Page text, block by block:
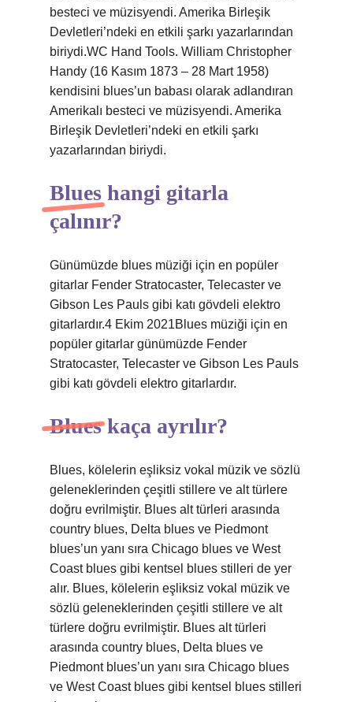
besteci ve müzisyendi. Amerika Birleşik
Devletleri’ndeki en etkili şarkı yazarlarından
biriydi.WC Hand Tools. William Christopher
Handy (16 Kasım 1873 – 28 Mart 1958)
kendisini blues’un babası olarak adlandıran
Amerikalı besteci ve müzisyendi. Amerika
Birleşik Devletleri’ndeki en etkili şarkı
yazarlarından biriydi.
Blues hangi gitarla
çalınır?
Günümüzde blues müziği için en popüler
gitarlar Fender Stratocaster, Telecaster ve
Gibson Les Pauls gibi katı gövdeli elektro
gitarlardır.4 Ekim 2021Blues müziği için en
popüler gitarlar günümüzde Fender
Stratocaster, Telecaster ve Gibson Les Pauls
gibi katı gövdeli elektro gitarlardır.
Blues kaça ayrılır?
Blues, kölelerin eşliksiz vokal müzik ve sözlü
geleneklerinden çeşitli stillere ve alt türlere
doğru evrilmiştir. Blues alt türleri arasında
country blues, Delta blues ve Piedmont
blues’un yanı sıra Chicago blues ve West
Coast blues gibi kentsel blues stilleri de yer
alır. Blues, kölelerin eşliksiz vokal müzik ve
sözlü geleneklerinden çeşitli stillere ve alt
türlere doğru evrilmiştir. Blues alt türleri
arasında country blues, Delta blues ve
Piedmont blues’un yanı sıra Chicago blues
ve West Coast blues gibi kentsel blues stilleri